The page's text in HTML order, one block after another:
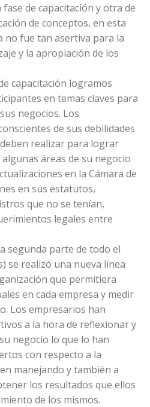
de capacitación y otra de
de conceptos, en esta
no fue tan asertiva para la
y la apropiación de los
capacitación logramos
en temas claves para
negocios. Los
de sus debilidades
realizar para lograr
áreas de su negocio
en la Cámara de
en sus estatutos,
que no se tenían,
legales entre
segunda parte de todo el
se realizó una nueva línea
que permitiera
en cada empresa y medir
Los empresarios han
a la hora de reflexionar y
negocio lo que lo han
con respecto a la
manejando y también a
los resultados que ellos
de los mismos.